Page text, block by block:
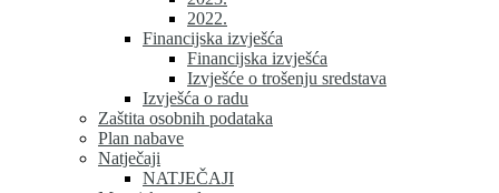
2022.
Financijska izvješća
Financijska izvješća
Izvješće o trošenju sredstava
Izvješća o radu
Zaštita osobnih podataka
Plan nabave
Natječaji
NATJEČAJI